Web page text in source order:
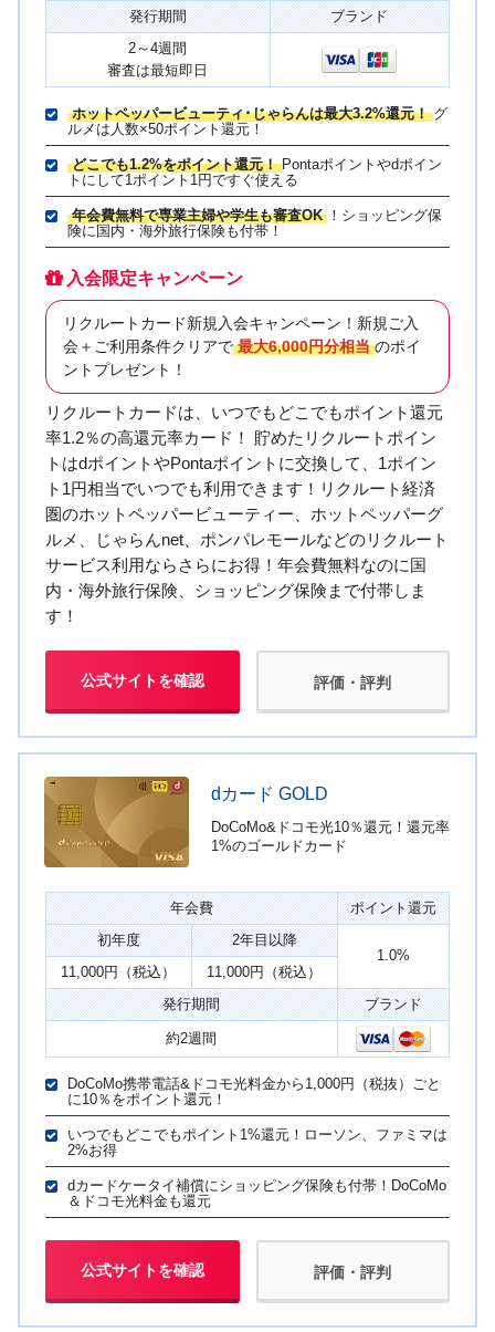
発行期間
ブランド
2～4週間
審査は最短即日
ホットペッパービューティ･じゃらんは最大3.2%還元！ グ
ルメは人数×50ポイント還元！
どこでも1.2%をポイント還元！ Pontaポイントやdポイン
トにして1ポイント1円ですぐ使える
年会費無料で専業主婦や学生も審査OK ！ショッピング保
険に国内・海外旅行保険も付帯！
入会限定キャンペーン
リクルートカード新規入会キャンペーン！新規ご入
会＋ご利用条件クリアで 最大6,000円分相当 のポイ
ントプレゼント！
リクルートカードは、いつでもどこでもポイント還元
率1.2％の高還元率カード！ 貯めたリクルートポイン
トはdポイントやPontaポイントに交換して、1ポイン
ト1円相当でいつでも利用できます！リクルート経済
圏のホットペッパービューティー、ホットペッパーグ
ルメ、じゃらんnet、ポンパレモールなどのリクルート
サービス利用ならさらにお得！年会費無料なのに国
内・海外旅行保険、ショッピング保険まで付帯しま
す！
公式サイトを確認 評価・評判
dカード GOLD
DoCoMo&ドコモ光10％還元！還元率
1%のゴールドカード
年会費
ポイント還元
初年度
2年目以降
1.0%
11,000円（税込）
11,000円（税込）
発行期間
ブランド
約2週間
DoCoMo携帯電話&ドコモ光料金から1,000円（税抜）ごと
に10％をポイント還元！
いつでもどこでもポイント1%還元！ローソン、ファミマは
2%お得
dカードケータイ補償にショッピング保険も付帯！DoCoMo
＆ドコモ光料金も還元
公式サイトを確認 評価・評判